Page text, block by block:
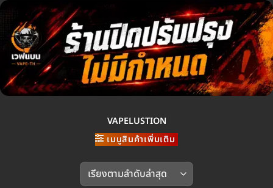
VAPELUSTION
เมนูสินค้าเพิ่มเติม